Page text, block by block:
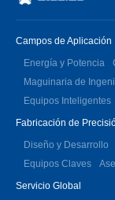
Campos de Aplicación
Energía y Potencia
Maguinaria de
Equipos Inteligentes
Fabricación de
Diseño y Desarrollo
Equipos Claves
Servicio Global